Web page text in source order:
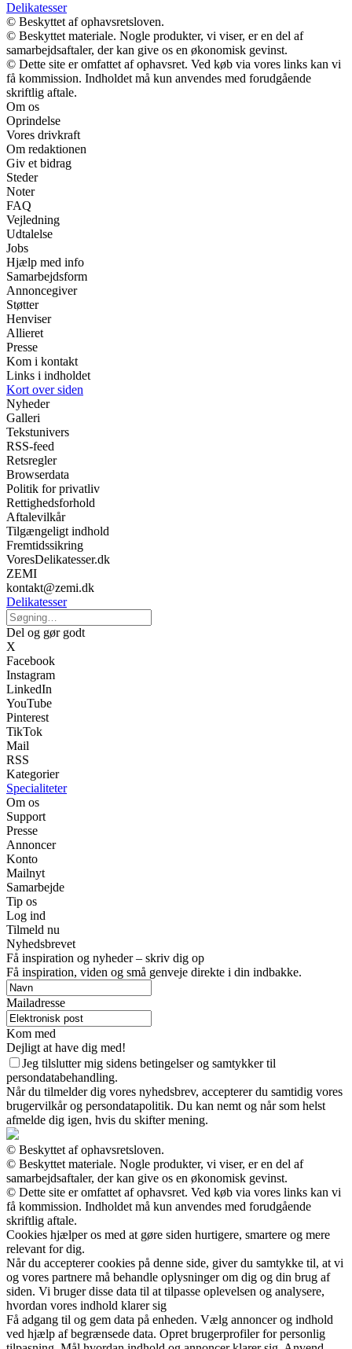
Delikatesser
© Beskyttet af ophavsretsloven.
© Beskyttet materiale. Nogle produkter, vi viser, er en del af
samarbejdsaftaler, der kan give os en økonomisk gevinst.
© Dette site er omfattet af ophavsret. Ved køb via vores links kan vi
få kommission. Indholdet må kun anvendes med forudgående
skriftlig aftale.
Om os
Oprindelse
Vores drivkraft
Om redaktionen
Giv et bidrag
Steder
Noter
FAQ
Vejledning
Udtalelse
Jobs
Hjælp med info
Samarbejdsform
Annoncegiver
Støtter
Henviser
Allieret
Presse
Kom i kontakt
Links i indholdet
Kort over siden
Nyheder
Galleri
Tekstunivers
RSS-feed
Retsregler
Browserdata
Politik for privatliv
Rettighedsforhold
Aftalevilkår
Tilgængeligt indhold
Fremtidssikring
VoresDelikatesser.dk
ZEMI
kontakt@zemi.dk
Delikatesser
Del og gør godt
X
Facebook
Instagram
LinkedIn
YouTube
Pinterest
TikTok
Mail
RSS
Kategorier
Specialiteter
Om os
Support
Presse
Annoncer
Konto
Mailnyt
Samarbejde
Tip os
Log ind
Tilmeld nu
Nyhedsbrevet
Få inspiration og nyheder – skriv dig op
Få inspiration, viden og små genveje direkte i din indbakke.
Mailadresse
Kom med
Dejligt at have dig med!
Jeg tilslutter mig sidens betingelser og samtykker til
persondatabehandling.
Når du tilmelder dig vores nyhedsbrev, accepterer du samtidig vores
brugervilkår og persondatapolitik. Du kan nemt og når som helst
afmelde dig igen, hvis du skifter mening.
© Beskyttet af ophavsretsloven.
© Beskyttet materiale. Nogle produkter, vi viser, er en del af
samarbejdsaftaler, der kan give os en økonomisk gevinst.
© Dette site er omfattet af ophavsret. Ved køb via vores links kan vi
få kommission. Indholdet må kun anvendes med forudgående
skriftlig aftale.
Cookies hjælper os med at gøre siden hurtigere, smartere og mere
relevant for dig.
Når du accepterer cookies på denne side, giver du samtykke til, at vi
og vores partnere må behandle oplysninger om dig og din brug af
siden. Vi bruger disse data til at tilpasse oplevelsen og analysere,
hvordan vores indhold klarer sig
Få adgang til og gem data på enheden. Vælg annoncer og indhold
ved hjælp af begrænsede data. Opret brugerprofiler for personlig